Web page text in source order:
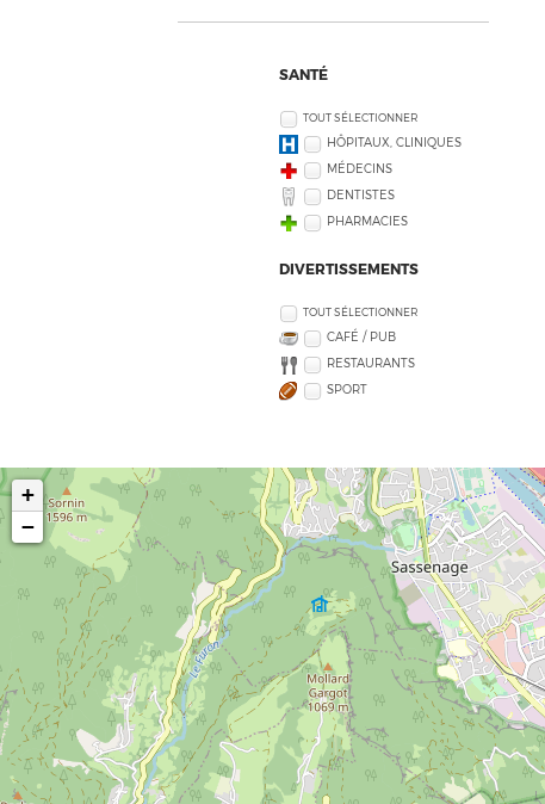
SANTÉ
TOUT SÉLECTIONNER
HÔPITAUX, CLINIQUES
MÉDECINS
DENTISTES
PHARMACIES
DIVERTISSEMENTS
TOUT SÉLECTIONNER
CAFÉ / PUB
RESTAURANTS
SPORT
+
−